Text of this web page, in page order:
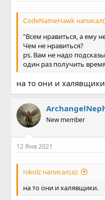
CodeNameHawk
"Всем нравиться, а ему
Чем не нравиться?
ps. Вам не надо
один раз получить
на то они и
New member
12 Янв 2021
nikolz написал(а):
на то они и халявщики.